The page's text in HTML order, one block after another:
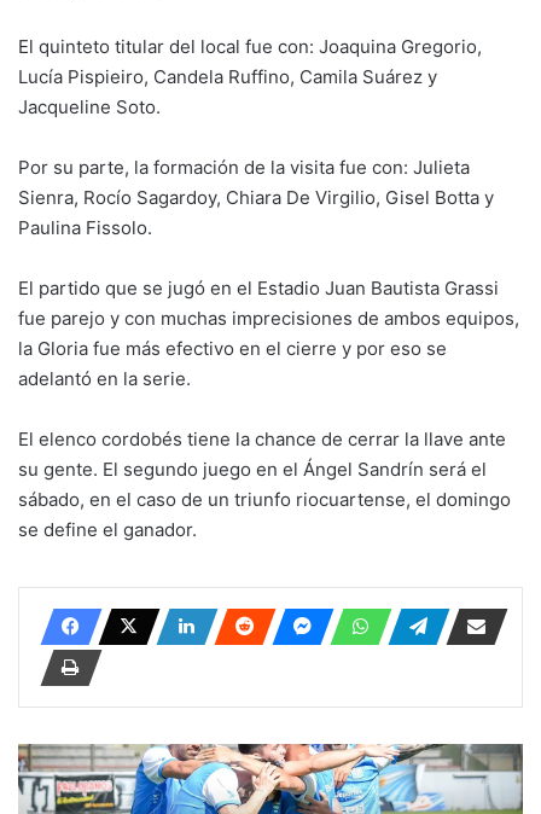
El quinteto titular del local fue con: Joaquina Gregorio,
Lucía Pispieiro, Candela Ruffino, Camila Suárez y
Jacqueline Soto.
Por su parte, la formación de la visita fue con: Julieta
Sienra, Rocío Sagardoy, Chiara De Virgilio, Gisel Botta y
Paulina Fissolo.
El partido que se jugó en el Estadio Juan Bautista Grassi
fue parejo y con muchas imprecisiones de ambos equipos,
la Gloria fue más efectivo en el cierre y por eso se
adelantó en la serie.
El elenco cordobés tiene la chance de cerrar la llave ante
su gente. El segundo juego en el Ángel Sandrín será el
sábado, en el caso de un triunfo riocuartense, el domingo
se define el ganador.